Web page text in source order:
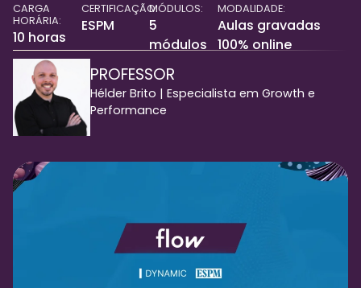
CARGA
HORÁRIA:
10 horas
CERTIFICAÇÃO:
ESPM
MÓDULOS:
5
módulos
MODALIDADE:
Aulas gravadas
100% online
PROFESSOR
Hélder Brito | Especialista em Growth e
Performance